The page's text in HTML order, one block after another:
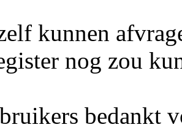
kunnen
nog zou
bedankt